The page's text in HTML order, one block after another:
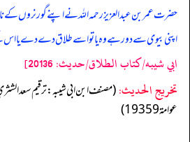
حضرت عمر بن عبدالعزیز رحمہ اللہ نے اپنے گورنروں کے
اپنی بیوی سے دور ہے وہ یا تو اسے طلاق دے دے یا اس
ابي شيبه/كتاب الطلاق/حدیث: 20136]
تخریج الحدیث:
عوامة 19359)